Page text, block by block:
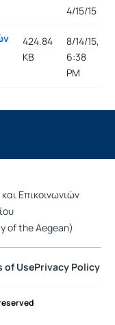
4/15/15
424.84
KB
8/14/15,
6:38
PM
Επικοινωνιών
of the Aegean)
of UsePrivacy Policy